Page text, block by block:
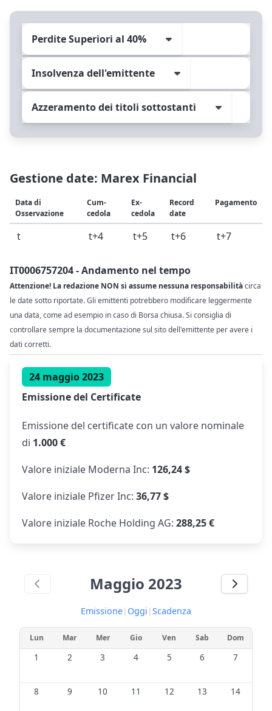
Perdite Superiori al 40%
Insolvenza dell'emittente
Azzeramento dei titoli sottostanti
Gestione date: Marex Financial
Data di
Osservazione
Cum-
cedola
Ex-
cedola
Record
date
Pagamento
t t+4 t+5 t+6 t+7
IT0006757204 - Andamento nel tempo
Attenzione! La redazione NON si assume nessuna responsabilitàcirca
le date sotto riportate. Gli emittenti potrebbero modificare leggermente
una data, come ad esempio in caso di Borsa chiusa. Si consiglia di
controllare sempre la documentazione sul sito dell'emittente per avere i
dati corretti.
24 maggio 2023
Emissione del Certificate
Emissione del certificate con un valore nominale
di 1.000 €
Valore iniziale Moderna Inc: 126,24 $
Valore iniziale Pfizer Inc: 36,77 $
Valore iniziale Roche Holding AG: 288,25 €
Maggio 2023
Emissione| Oggi |Scadenza
Lun Mar Mer Gio Ven Sab Dom
1 2 3 4 5 6 7
8 9 10 11 12 13 14